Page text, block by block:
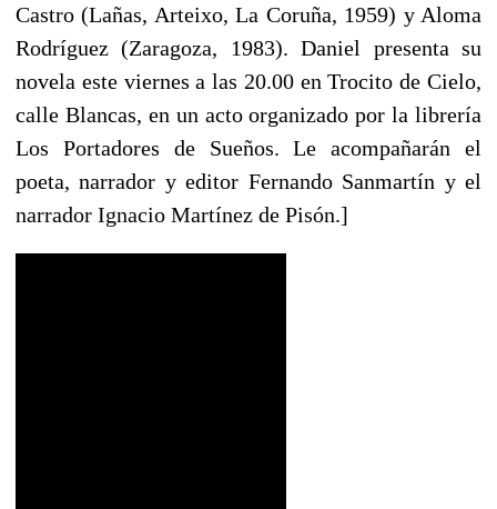
Castro (Lañas, Arteixo, La Coruña, 1959) y Aloma
Rodríguez (Zaragoza, 1983). Daniel presenta su
novela este viernes a las 20.00 en Trocito de Cielo,
calle Blancas, en un acto organizado por la librería
Los Portadores de Sueños. Le acompañarán el
poeta, narrador y editor Fernando Sanmartín y el
narrador Ignacio Martínez de Pisón.]